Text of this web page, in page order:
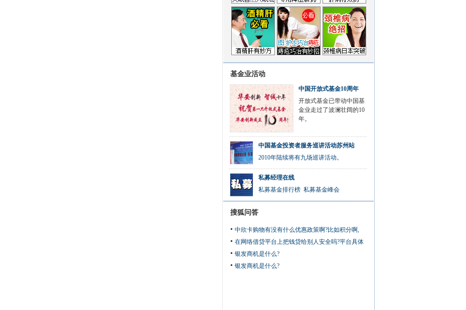
基金业活动
中国开放式基金10周年
开放式基金已带动中国基
金业走过了波澜壮阔的10
年。
中国基金投资者服务巡讲活动苏州站
2010年陆续将有九场巡讲活动。
私募经理在线
私募基金排行榜 私募基金峰会
搜狐问答
中欣卡购物有没有什么优惠政策啊?比如积分啊,
在网络借贷平台上把钱贷给别人安全吗?平台具体
银发商机是什么?
银发商机是什么?